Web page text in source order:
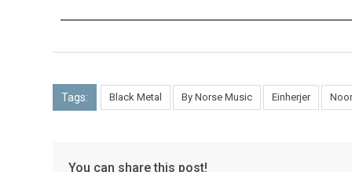
Tags: Black Metal By Norse Music Einherjer
You can share this post!